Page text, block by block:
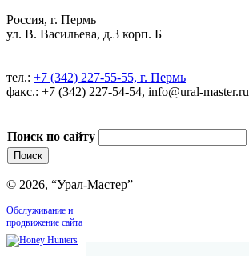
Россия, г. Пермь
ул. В. Васильева, д.3 корп. Б
тел.: +7 (342) 227-55-55, г. Пермь
факс.: +7 (342) 227-54-54, info@ural-master.ru
Поиск по сайту
© 2026, “Урал-Мастер”
Обслуживание и
продвижение сайта